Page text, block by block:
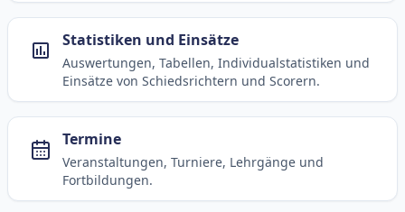
Statistiken und Einsätze
Auswertungen, Tabellen, Individualstatistiken und
Einsätze von Schiedsrichtern und Scorern.
Termine
Veranstaltungen, Turniere, Lehrgänge und
Fortbildungen.